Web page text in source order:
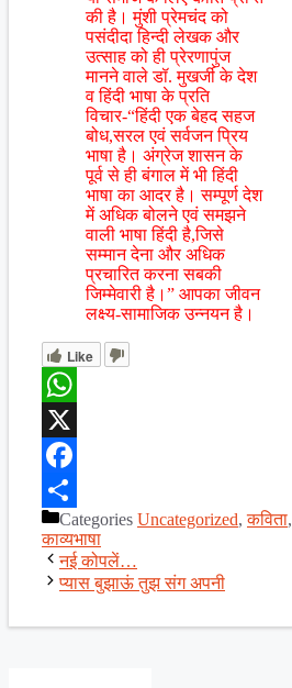
की है। मुंशी प्रेमचंद को
पसंदीदा हिन्दी लेखक और
उत्साह को ही प्रेरणापुंज
मानने वाले डॉ. मुखर्जी के देश
व हिंदी भाषा के प्रति
विचार-“हिंदी एक बेहद सहज
बोध,सरल एवं सर्वजन प्रिय
भाषा है। अंग्रेज शासन के
पूर्व से ही बंगाल में भी हिंदी
भाषा का आदर है। सम्पूर्ण देश
में अधिक बोलने एवं समझने
वाली भाषा हिंदी है,जिसे
सम्मान देना और अधिक
प्रचारित करना सबकी
जिम्मेवारी है।” आपका जीवन
लक्ष्य-सामाजिक उन्नयन है।
Like
WhatsApp
X
Facebook
ShareCategories Uncategorized,कविता,
काव्यभाषा
नई कोपलें…
प्यास बुझाऊं तुझ संग अपनी